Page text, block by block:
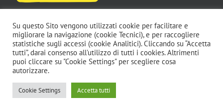
Copyright 2026 Uaar - Unione degli Atei e degli Agnostici Razionalisti |
Su questo Sito vengono utilizzati cookie per facilitare e
migliorare la navigazione (cookie Tecnici), e per raccogliere
statistiche sugli accessi (cookie Analitici). Cliccando su “Accetta
tutti”, darai consenso all'utilizzo di tutti i cookies. Altrimenti
puoi cliccare su "Cookie Settings" per scegliere cosa
autorizzare.
Cookie Settings Accetta tutti